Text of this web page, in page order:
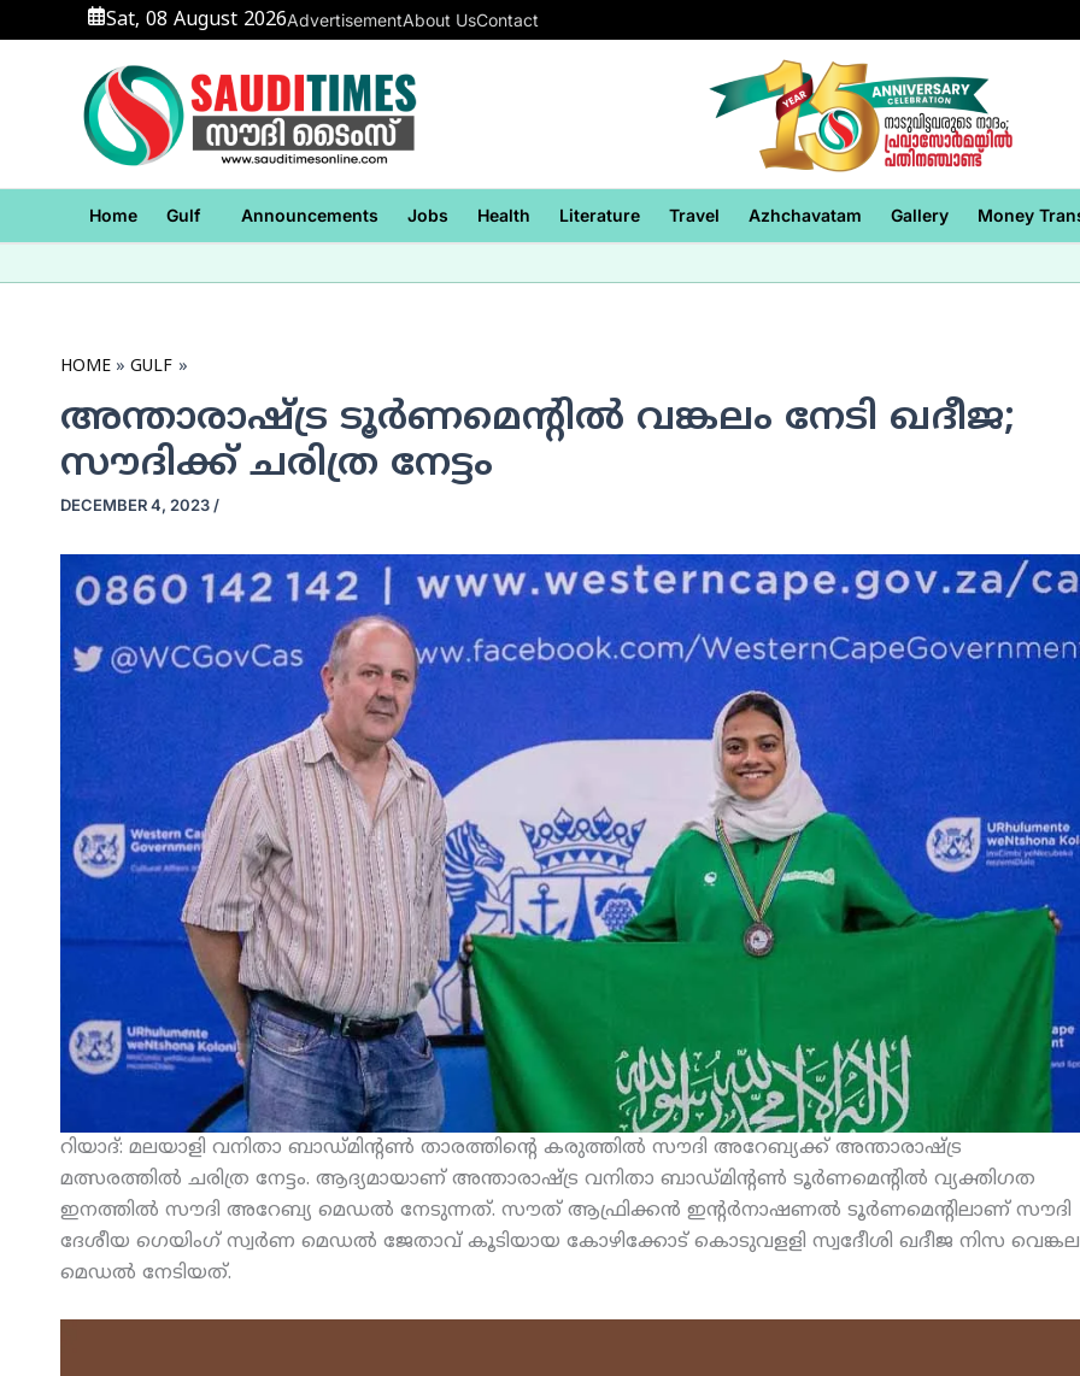
to
Sat, 08 August 2026AdvertisementAbout UsContact
Home Gulf Announcements Jobs Health Literature Travel Azhchavatam Gallery Money
HOME GULF
അന്താരാഷ്ട്ര ടൂര്‍ണമെന്റില്‍ വങ്കലം നേടി ഖദീജ;
സൗദിക്ക് ചരിത്ര നേട്ടം
DECEMBER 4, 2023 /
റിയാദ്: മലയാളി വനിതാ ബാഡ്മിന്റണ്‍ താരത്തിന്റെ കരുത്തില്‍ സൗദി അറേബ്യക്ക് അന്താരാഷ്ട്ര
മത്സരത്തില്‍ ചരിത്ര നേട്ടം. ആദ്യമായാണ് അന്താരാഷ്ട്ര വനിതാ ബാഡ്മിന്റണ്‍ ടൂര്‍ണമെന്റില്‍ വ്യക്തിഗത
ഇനത്തില്‍ സൗദി അറേബ്യ മെഡല്‍ നേടുന്നത്. സൗത് ആഫ്രിക്കന്‍ ഇന്റര്‍നാഷണല്‍ ടൂര്‍ണമെന്റിലാണ് സൗദി
ദേശീയ ഗെയിംഗ് സ്വര്‍ണ മെഡല്‍ ജേതാവ് കൂടിയായ കോഴിക്കോട് കൊടുവളളി സ്വദേീശി ഖദീജ നിസ വെങ്കല
മെഡല്‍ നേടിയത്.